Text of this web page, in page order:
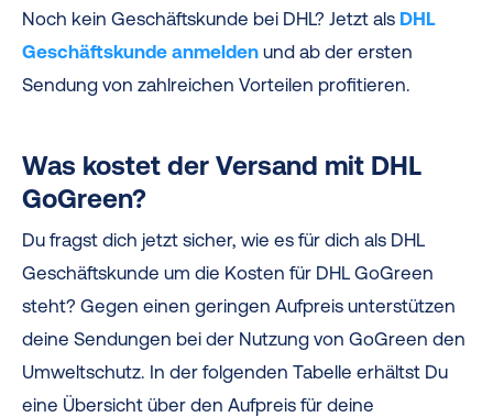
Noch kein Geschäftskunde bei DHL? Jetzt als DHL
Geschäftskunde anmelden und ab der ersten
Sendung von zahlreichen Vorteilen profitieren.
Was kostet der Versand mit DHL
GoGreen?
Du fragst dich jetzt sicher, wie es für dich als DHL
Geschäftskunde um die Kosten für DHL GoGreen
steht? Gegen einen geringen Aufpreis unterstützen
deine Sendungen bei der Nutzung von GoGreen den
Umweltschutz. In der folgenden Tabelle erhältst Du
eine Übersicht über den Aufpreis für deine